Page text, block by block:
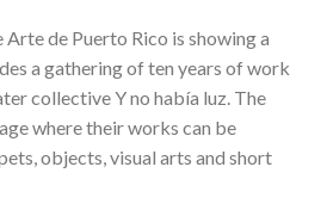
de Puerto Rico is showing a
a gathering of ten years of work
collective Y no había luz. The
where their works can be
objects, visual arts and short